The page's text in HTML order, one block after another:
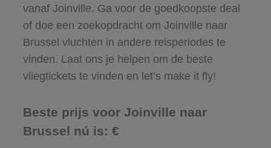
vanaf Joinville. Ga voor de goedkoopste deal
of doe een zoekopdracht om Joinville naar
Brussel vluchten in andere reisperiodes te
vinden. Laat ons je helpen om de beste
vliegtickets te vinden en let’s make it fly!
Beste prijs voor Joinville naar
Brussel nú is: €